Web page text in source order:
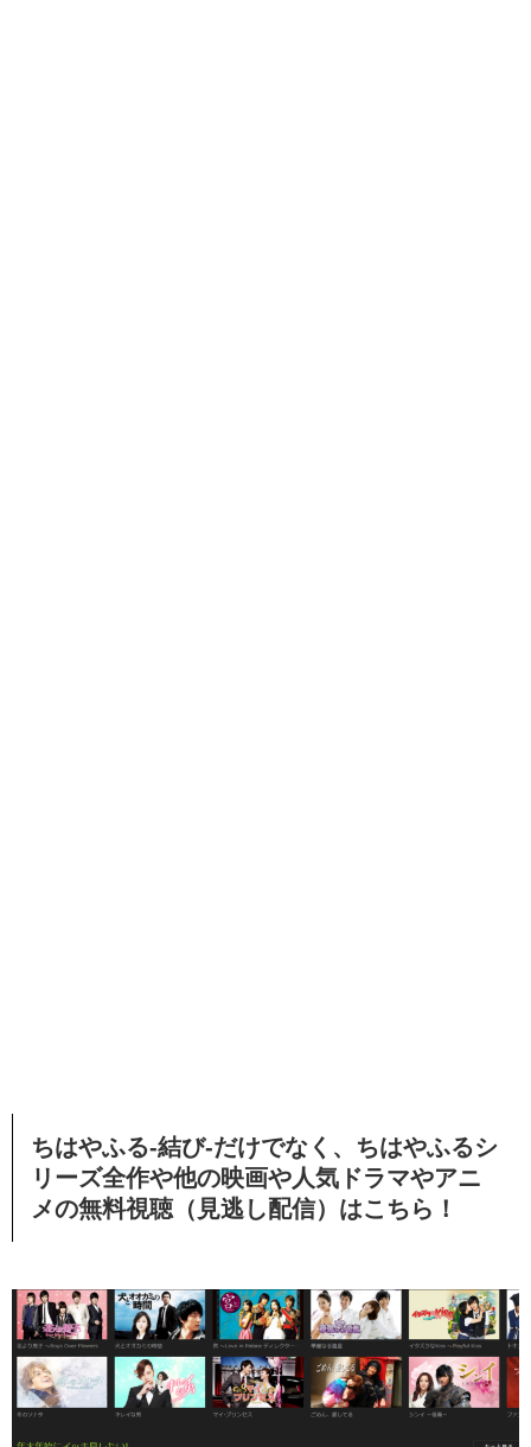
ちはやふる-結び-だけでなく、ちはやふるシ
リーズ全作や他の映画や人気ドラマやアニ
メの無料視聴（見逃し配信） はこちら！